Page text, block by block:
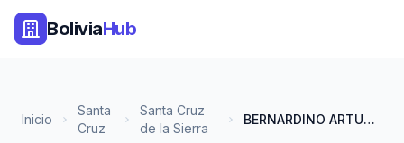
BoliviaHub
Inicio
Santa
Cruz
Santa Cruz
de la Sierra
BERNARDINO ARTURO SOLIZ TORRIC...